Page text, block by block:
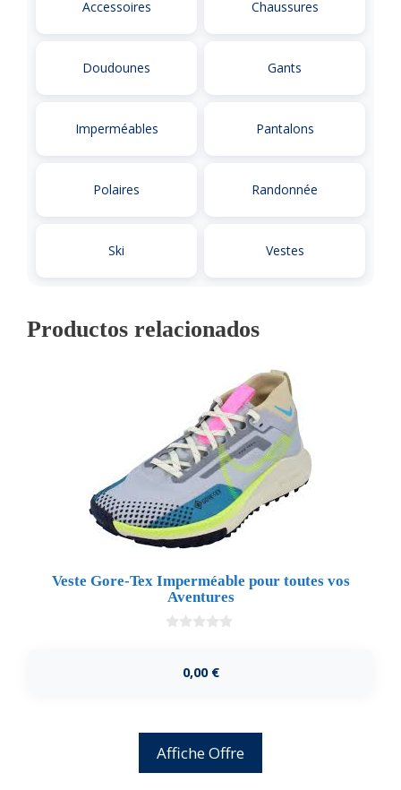
Accessoires Chaussures
Doudounes Gants
Imperméables Pantalons
Polaires Randonnée
Ski Vestes
Productos relacionados
Veste Gore-Tex Imperméable pour toutes vos
Aventures
0,00 €
Affiche Offre